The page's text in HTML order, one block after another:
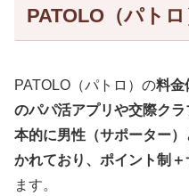
PATOLO（パト
PATOLO（パトロ）の料金
のパパ活アプリや交際ク
本的に男性（サポーター
かれており、ポイント制
ます。